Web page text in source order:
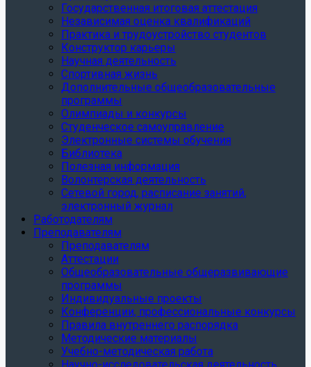
Государственная итоговая аттестация
Независимая оценка квалификаций
Практика и трудоустройство студентов
Конструктор карьеры
Научная деятельность
Спортивная жизнь
Дополнительные общеобразовательные
программы
Олимпиады и конкурсы
Студенческое самоуправление
Электронные системы обучения
Библиотека
Полезная информация
Волонтерская деятельность
Сетевой город, расписание занятий,
электронный журнал
Работодателям
Преподавателям
Преподавателям
Аттестации
Общеобразовательные общеразвивающие
программы
Индивидуальные проекты
Конференции, профессиональные конкурсы
Правила внутреннего распорядка
Методические материалы
Учебно-методическая работа